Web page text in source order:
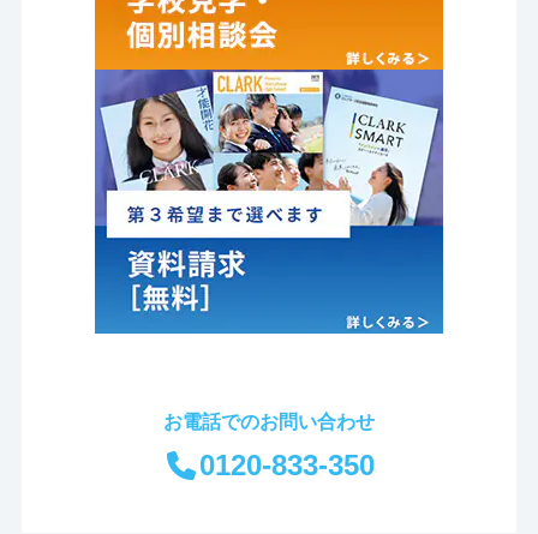
お電話でのお問い合わせ
0120-833-350